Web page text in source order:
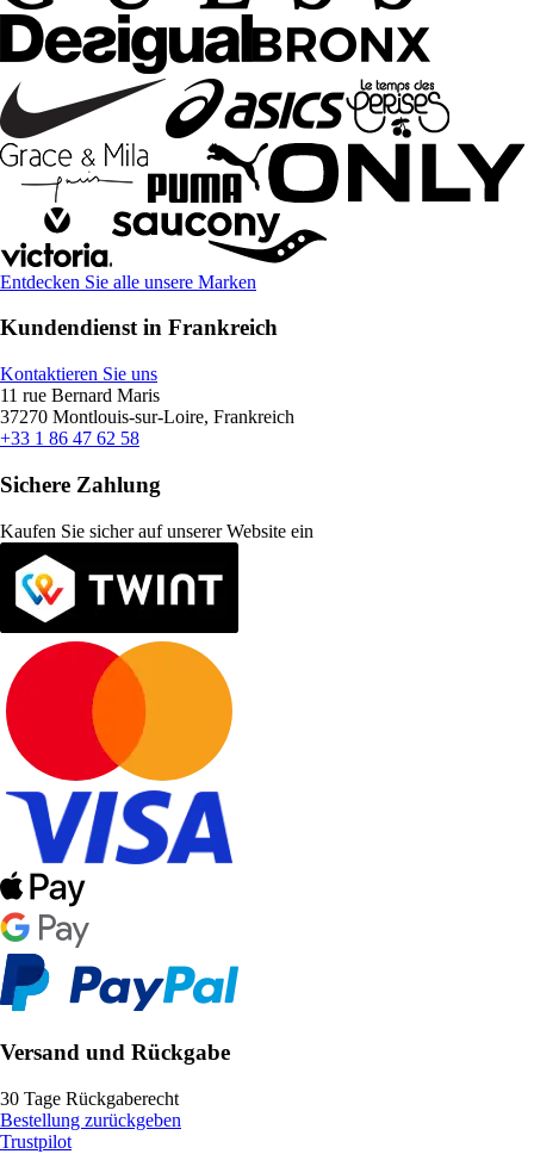
Entdecken Sie alle unsere Marken
Kundendienst in Frankreich
Kontaktieren Sie uns
11 rue Bernard Maris
37270 Montlouis-sur-Loire, Frankreich
+33 1 86 47 62 58
Sichere Zahlung
Kaufen Sie sicher auf unserer Website ein
Versand und Rückgabe
30 Tage Rückgaberecht
Bestellung zurückgeben
Trustpilot